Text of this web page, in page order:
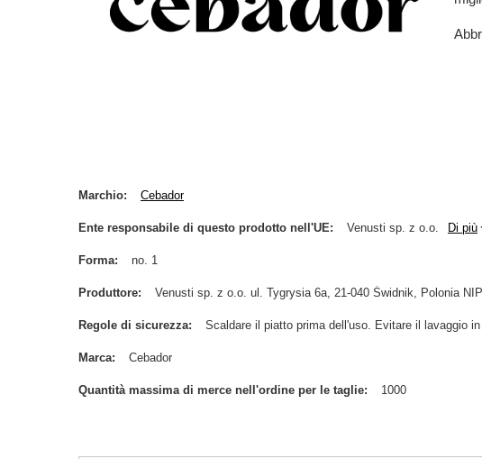
Marchio Cebador
Ente responsabile di questo prodotto nell'UE Venusti sp. z o.o. Di più
Forma no. 1
Produttore Venusti sp. z o.o. ul. Tygrysia 6a, 21-040 Świdnik, Polonia
Regole di sicurezza Scaldare il piatto prima dell'uso. Evitare il lavaggio
Marca Cebador
Quantità massima di merce nell'ordine per le taglie 1000